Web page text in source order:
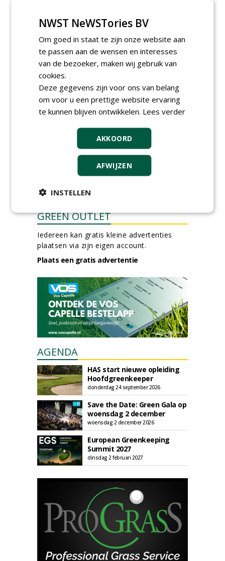
(fulltime) bij DSV zaden
Nederland B.V.
06-08-2026, Ven Zelderheide
Groeiplaats specialist bij
Boomtotaalzorg32-40 uur
30-07-2026, Schalkwijk
Boominspecteur bij
Boomtotaalzorg24-40 uur
30-07-2026, Schalkwijk
meer Groene Banen
GREEN OUTLET
Iedereen kan gratis kleine advertenties
plaatsen via zijn eigen account.
Plaats een gratis advertentie
AGENDA
HAS start nieuwe opleiding
Hoofdgreenkeeper
donderdag 24 september 2026
Save the Date: Green Gala op
woensdag 2 december
woensdag 2 december 2026
European Greenkeeping
Summit 2027
dinsdag 2 februari 2027
NWST NeWSTories BV
Om goed in staat te zijn onze website aan
te passen aan de wensen en interesses
van de bezoeker, maken wij gebruik van
cookies.
Deze gegevens zijn voor ons van belang
om voor u een prettige website ervaring
te kunnen blijven ontwikkelen. Lees verder
AKKOORD
AFWIJZEN
INSTELLEN